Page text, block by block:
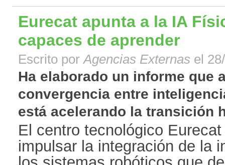
Eurecat apunta a la IA
capaces de aprender
Escrito porAgencias Externas el
Ha elaborado un informe que
convergencia entre
está acelerando la transición
El centro tecnológico
impulsar la integración de la